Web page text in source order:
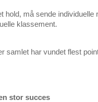
hold, må sende
klassement.
samlet har vundet flest
stor succes